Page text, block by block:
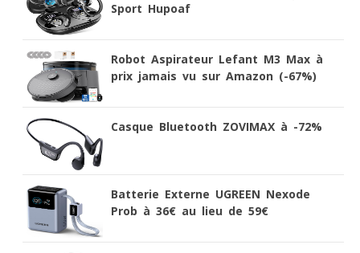
Sport Hupoaf
Robot Aspirateur Lefant M3 Max à
prix jamais vu sur Amazon (-67%)
Casque Bluetooth ZOVIMAX à -72%
Batterie Externe UGREEN Nexode
Prob à 36€ au lieu de 59€